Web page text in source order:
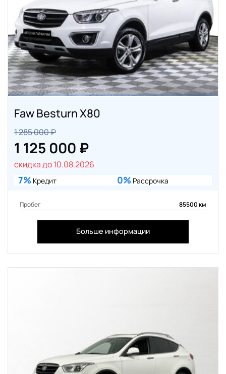
Faw Besturn X80
1 285 000 ₽
1 125 000 ₽
скидка до 10.08.2026
7% Кредит 0% Рассрочка
Пробег 85500 км
Больше информации